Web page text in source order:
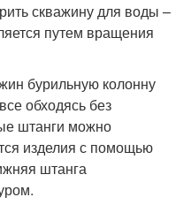
скважину для воды –
путем вращения
бурильную колонну
обходясь без
штанги можно
изделия с помощью
штанга